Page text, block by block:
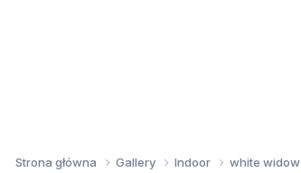
Strona główna Gallery Indoor white widow